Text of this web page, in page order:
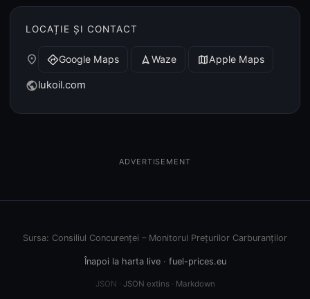
LOCAȚIE ȘI CONTACT
place directionsGoogle Maps navigation Waze mapApple Maps
publiclukoil.com
ADVERTISEMENT
Sursa: Consiliul Concurenței – Monitorul Prețurilor Carburanților
Înapoi la harta live· fuel-prices.eu
JSON · JSON extins· Markdown